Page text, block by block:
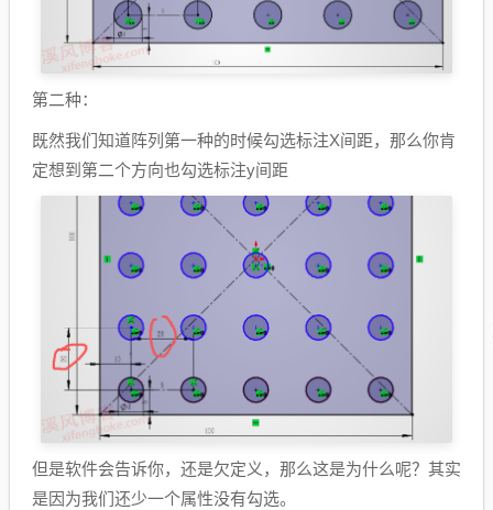
第二种：
既然我们知道阵列第一种的时候勾选标注X间距，那么你肯
定想到第二个方向也勾选标注y间距
但是软件会告诉你，还是欠定义，那么这是为什么呢？其实
是因为我们还少一个属性没有勾选。